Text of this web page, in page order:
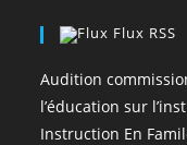
Flux RSS
Audition
l’éducation sur
Instruction En